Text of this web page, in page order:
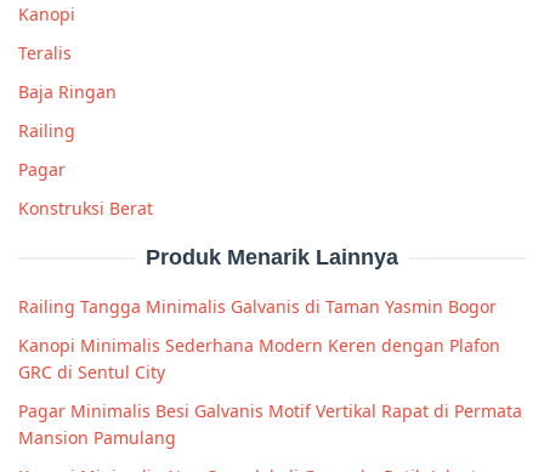
Kanopi
Teralis
Baja Ringan
Railing
Pagar
Konstruksi Berat
Produk Menarik Lainnya
Railing Tangga Minimalis Galvanis di Taman Yasmin Bogor
Kanopi Minimalis Sederhana Modern Keren dengan Plafon
GRC di Sentul City
Pagar Minimalis Besi Galvanis Motif Vertikal Rapat di Permata
Mansion Pamulang